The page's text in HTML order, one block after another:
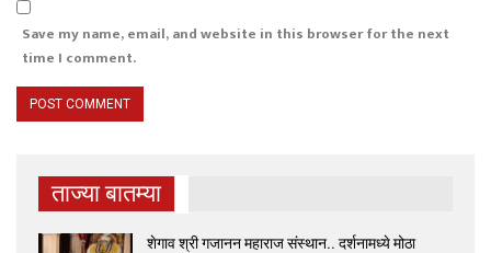
Save my name, email, and website in this browser for the next
time I comment.
ताज्या बातम्या
शेगाव श्री गजानन महाराज संस्थान.. दर्शनामध्ये मोठा